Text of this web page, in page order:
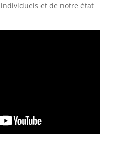
et de notre état